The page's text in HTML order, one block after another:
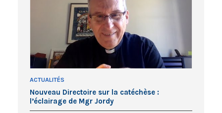
ACTUALITÉS
Nouveau Directoire sur la catéchèse :
l’éclairage de Mgr Jordy